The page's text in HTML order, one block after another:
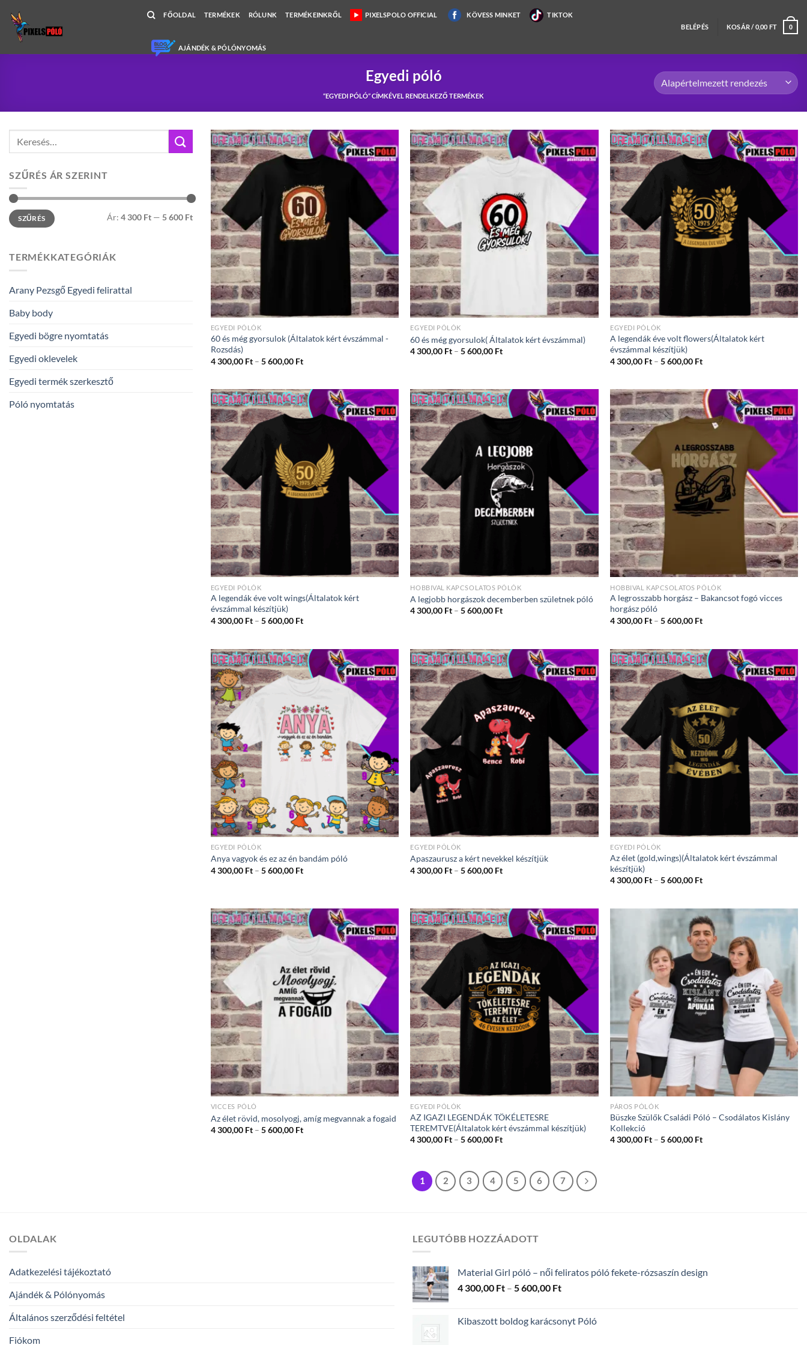
content
FŐOLDAL TERMÉKEK RÓLUNK TERMÉKEINKRŐL PIXELSPOLO OFFICIAL KÖVESS MINKET TIKTOK
AJÁNDÉK & PÓLÓNYOMÁS
BELÉPÉS KOSÁR /0,00 FT 0
Egyedi póló
“EGYEDI PÓLÓ” CÍMKÉVEL RENDELKEZŐ TERMÉKEK
SZŰRÉS ÁR SZERINT
Min
ár
Max
ár
SZŰRÉS Ár: 4 300 Ft — 5 600 Ft
TERMÉKKATEGÓRIÁK
Arany Pezsgő Egyedi felirattal
Baby body
Egyedi bögre nyomtatás
Egyedi oklevelek
Egyedi termék szerkesztő
Póló nyomtatás
EGYEDI PÓLÓK
60 és még gyorsulok (Általatok kért évszámmal -
Rozsdás)
4 300,00 Ft – 5 600,00 FtÁrtartomány:
5
600,00 Ft
EGYEDI PÓLÓK
60 és még gyorsulok( Általatok kért évszámmal)
4 300,00 Ft – 5 600,00 FtÁrtartomány:
600,00 Ft
EGYEDI PÓLÓK
A legendák éve volt flowers(Általatok kért
évszámmal készítjük)
4 300,00 Ft – 5 600,00 FtÁrtartomány:
5
600,00 Ft
EGYEDI PÓLÓK
A legendák éve volt wings(Általatok kért
évszámmal készítjük)
4 300,00 Ft – 5 600,00 FtÁrtartomány:
5
600,00 Ft
HOBBIVAL KAPCSOLATOS PÓLÓK
A legjobb horgászok decemberben születnek póló
4 300,00 Ft – 5 600,00 FtÁrtartomány:
600,00 Ft
HOBBIVAL KAPCSOLATOS PÓLÓK
A legrosszabb horgász – Bakancsot fogó vicces
horgász póló
4 300,00 Ft – 5 600,00 FtÁrtartomány:
5
600,00 Ft
EGYEDI PÓLÓK
Anya vagyok és ez az én bandám póló
4 300,00 Ft – 5 600,00 FtÁrtartomány:
600,00 Ft
EGYEDI PÓLÓK
Apaszaurusz a kért nevekkel készítjük
4 300,00 Ft – 5 600,00 FtÁrtartomány:
600,00 Ft
EGYEDI PÓLÓK
Az élet (gold,wings)(Általatok kért évszámmal
készítjük)
4 300,00 Ft – 5 600,00 FtÁrtartomány:
600,00 Ft
VICCES PÓLÓ
Az élet rövid, mosolyogj, amíg megvannak a fogaid
4 300,00 Ft – 5 600,00 FtÁrtartomány:
EGYEDI PÓLÓK
AZ IGAZI LEGENDÁK TÖKÉLETESRE
TEREMTVE(Általatok kért évszámmal készítjük)
4 300,00 Ft – 5 600,00 FtÁrtartomány:
600,00 Ft
PÁROS PÓLÓK
Büszke Szülők Családi Póló – Csodálatos Kislány
Kollekció
4 300,00 Ft – 5 600,00 FtÁrtartomány:
1 2 3 4 5 6 7
OLDALAK
Adatkezelési tájékoztató
Ajándék & Pólónyomás
Általános szerződési feltétel
Fiókom
LEGUTÓBB HOZZÁADOTT
Material Girl póló – női feliratos póló fekete-rózsaszín design
4 300,00 Ft – 5 600,00 FtÁrtartomány:
-
Kibaszott boldog karácsonyt Póló